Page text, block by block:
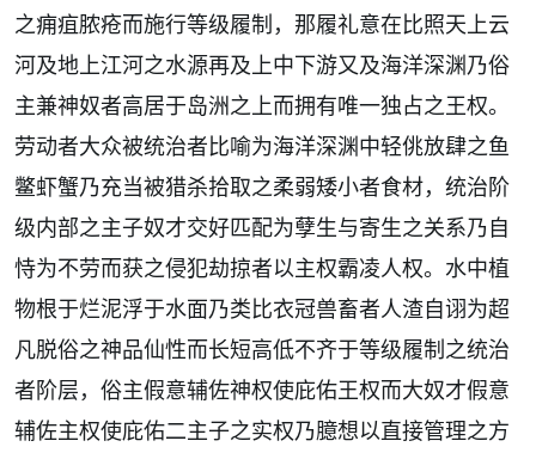
之痈疽脓疮而施行等级履制，那履礼意在比照天上云
河及地上江河之水源再及上中下游又及海洋深渊乃俗
主兼神奴者高居于岛洲之上而拥有唯一独占之王权。
劳动者大众被统治者比喻为海洋深渊中轻佻放肆之鱼
鳖虾蟹乃充当被猎杀拾取之柔弱矮小者食材，统治阶
级内部之主子奴才交好匹配为孽生与寄生之关系乃自
恃为不劳而获之侵犯劫掠者以主权霸凌人权。水中植
物根于烂泥浮于水面乃类比衣冠兽畜者人渣自诩为超
凡脱俗之神品仙性而长短高低不齐于等级履制之统治
者阶层，俗主假意辅佐神权使庇佑王权而大奴才假意
辅佐主权使庇佑二主子之实权乃臆想以直接管理之方